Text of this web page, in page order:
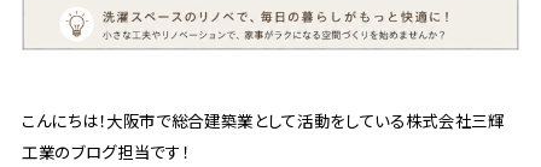
こんにちは！大阪市で総合建築業として活動をしている株式会社三輝
工業のブログ担当です！